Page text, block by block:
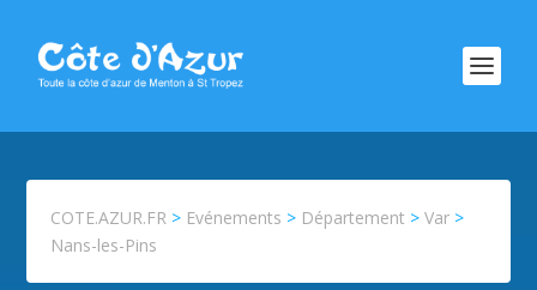
COTE.AZUR.FR > Evénements > Département >Var >
Nans-les-Pins